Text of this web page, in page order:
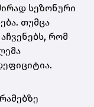
სეზონური
თუმცა
აჩვენებს, რომ